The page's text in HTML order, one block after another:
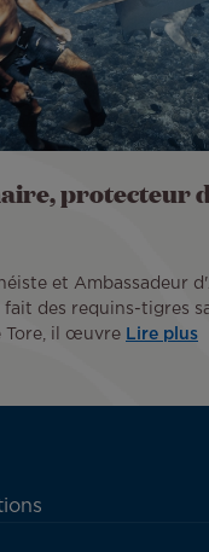
protecteur
et Ambassadeur
fait des requins-tigres
Tore, il œuvre Lire plus